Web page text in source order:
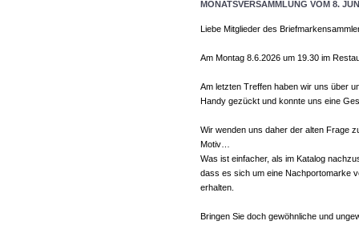
MONATSVERSAMMLUNG VOM 8.
Liebe Mitglieder des
Am Montag 8.6.2026 um 19.30 im
Am letzten Treffen haben wir uns über
Handy gezückt und konnte uns eine
Wir wenden uns daher der alten Frage
Motiv…
Was ist einfacher, als im Katalog
dass es sich um eine Nachportomarke
erhalten.
Bringen Sie doch gewöhnliche und